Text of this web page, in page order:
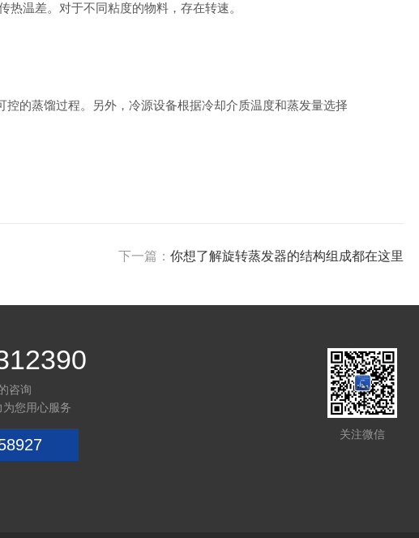
温差。对于不同粘度的物料，存在转速。
的蒸馏过程。另外，冷源设备根据冷却介质温度和蒸发量选择
下一篇：你想了解旋转蒸发器的结构组成都在这里
咨询
您用心服务
关注微信